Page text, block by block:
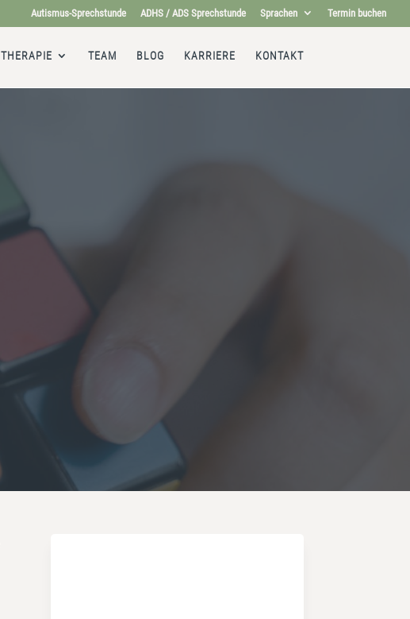
Autismus-Sprechstunde ADHS / ADS Sprechstunde Sprachen Termin buchen
THERAPIE TEAM BLOG KARRIERE KONTAKT